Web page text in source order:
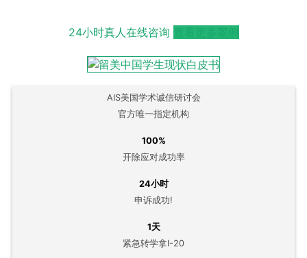
24小时真人在线咨询
AIS美国学术诚信研讨会
官方唯一指定机构
100%
开除应对成功率
24小时
申诉成功!
1天
紧急转学拿I-20